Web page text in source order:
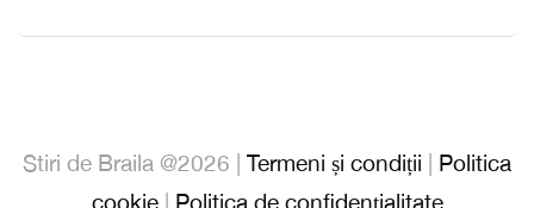
Stiri de Braila @2026 | Termeni și condiții | Politica
cookie| Politica de confidențialitate